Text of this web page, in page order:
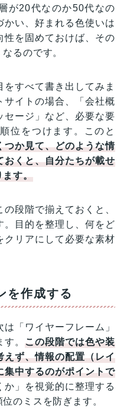
が20代なのか50代なの
い、好まれる色使いは
性を固めておけば、その
るのです。
すべて書き出してみま
サイトの場合、「会社概
セージ」など、必要な要
位をつけます。このと
つか見て、どのような情
おくと、自分たちが載せ
ます。
段階で揃えておくと、
。目的を整理し、何をど
クリアにして必要な素材
を作成する
「ワイヤーフレーム」
す。この段階では色や装
えず、情報の配置（レイ
集中するのがポイントで
か」を視覚的に整理する
のミスを防ぎます。